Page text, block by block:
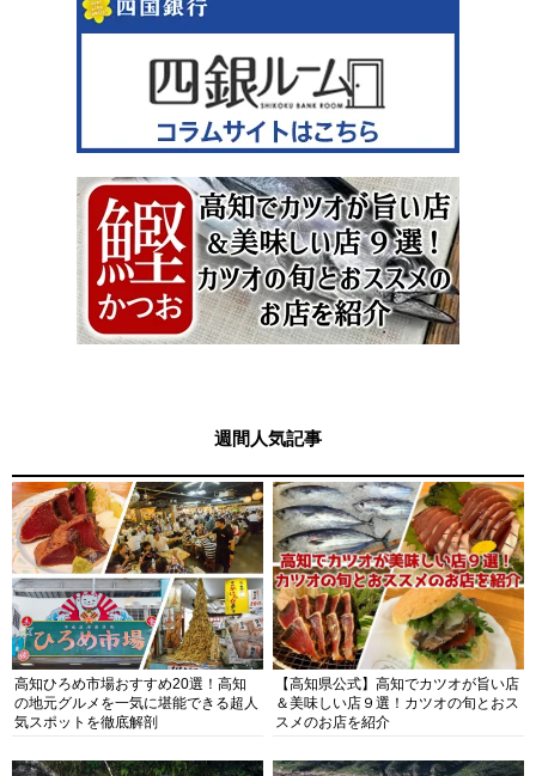
週間人気記事
高知ひろめ市場おすすめ20選！高知
の地元グルメを一気に堪能できる超人
気スポットを徹底解剖
【高知県公式】高知でカツオが旨い店
＆美味しい店９選！カツオの旬とおス
スメのお店を紹介